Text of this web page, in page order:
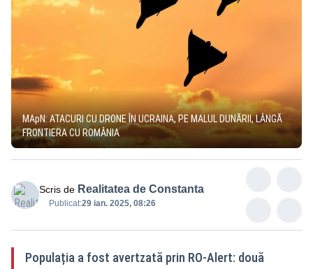
MApN: ATACURI CU DRONE ÎN UCRAINA, PE MALUL DUNĂRII, LÂNGĂ
FRONTIERA CU ROMÂNIA
Scris de Realitatea de Constanta
Publicat:29 ian. 2025, 08:26
Populația a fost avertzată prin RO-Alert: două